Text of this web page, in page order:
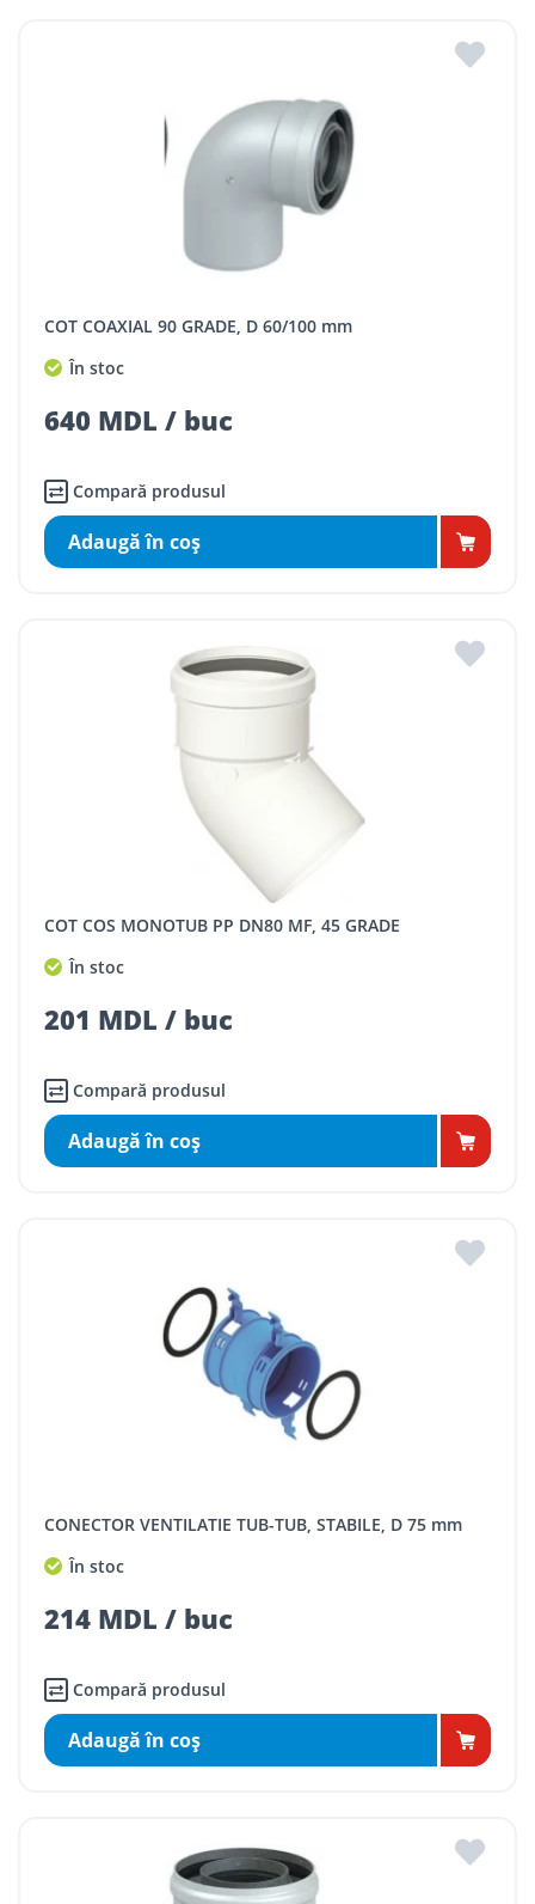
COT COAXIAL 90 GRADE, D 60/100 mm
În stoc
640 MDL / buc
Compară produsul
Adaugă în coş
COT COS MONOTUB PP DN80 MF, 45 GRADE
În stoc
201 MDL / buc
Compară produsul
Adaugă în coş
CONECTOR VENTILATIE TUB-TUB, STABILE, D 75 mm
În stoc
214 MDL / buc
Compară produsul
Adaugă în coş